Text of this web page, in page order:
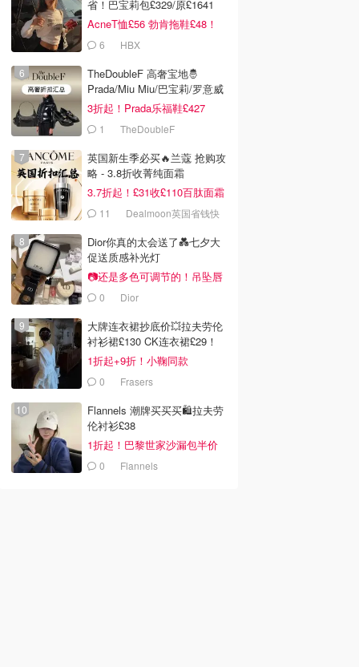
省！巴宝莉包£329/原£1641
AcneT恤£56 勃肯拖鞋£48！
6 HBX
TheDoubleF 高奢宝地🤴
Prada/Miu Miu/巴宝莉/罗意威
3折起！Prada乐福鞋£427
1 TheDoubleF
英国新生季必买🔥兰蔻 抢购攻
略 - 3.8折收菁纯面霜
3.7折起！£31收£110百肽面霜
套装
11
Dealmoon英国省钱快
Dior你真的太会送了💑七夕大
促送质感补光灯
📷还是多色可调节的！吊坠唇
蜜£33
0 Dior
大牌连衣裙抄底价💥拉夫劳伦
衬衫裙£130 CK连衣裙£29！
1折起+9折！小鞠同款
Ganni£88
0 Frasers
Flannels 潮牌买买买🛍️拉夫劳
伦衬衫£38
1折起！巴黎世家沙漏包半价
0 Flannels